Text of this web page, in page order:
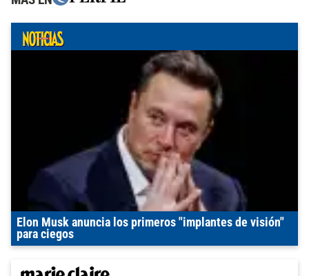
Elon Musk anuncia los primeros "implantes de visión"
para ciegos